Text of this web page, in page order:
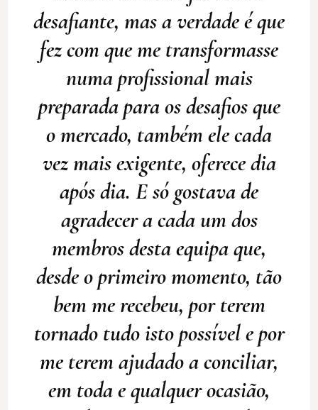
desafiante, mas a verdade é que
fez com que me transformasse
numa profissional mais
preparada para os desafios que
o mercado, também ele cada
vez mais exigente, oferece dia
após dia. E só gostava de
agradecer a cada um dos
membros desta equipa que,
desde o primeiro momento, tão
bem me recebeu, por terem
tornado tudo isto possível e por
me terem ajudado a conciliar,
em toda e qualquer ocasião,